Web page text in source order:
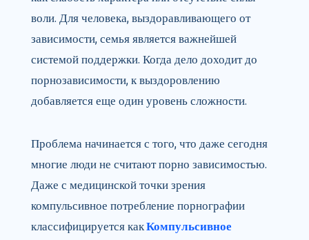
воли. Для человека, выздоравливающего от
зависимости, семья является важнейшей
системой поддержки. Когда дело доходит до
порнозависимости, к выздоровлению
добавляется еще один уровень сложности.
Проблема начинается с того, что даже сегодня
многие люди не считают порно зависимостью.
Даже с медицинской точки зрения
компульсивное потребление порнографии
классифицируется какКомпульсивное